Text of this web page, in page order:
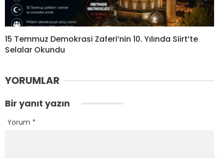
15 Temmuz Demokrasi Zaferi’nin 10. Yılında Siirt’te
Selalar Okundu
YORUMLAR
Bir yanıt yazın
Yorum *